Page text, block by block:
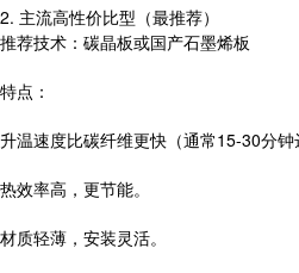
2. 主流高性价比型（最推荐）
推荐技术：碳晶板或国产石墨烯板
特点：
升温速度比碳纤维更快（通常15-30分钟
热效率高，更节能。
材质轻薄，安装灵活。